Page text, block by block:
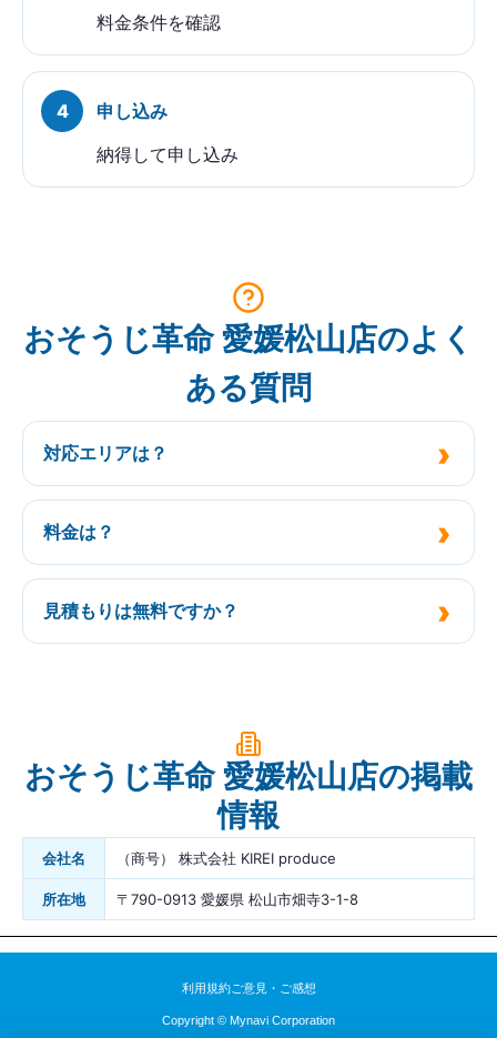
料金条件を確認
申し込み
納得して申し込み
おそうじ革命 愛媛松山店のよく
ある質問
対応エリアは？
料金は？
見積もりは無料ですか？
おそうじ革命 愛媛松山店の掲載
情報
会社名 （商号） 株式会社 KIREI produce
所在地 〒790-0913 愛媛県 松山市畑寺3-1-8
利用規約ご意見・ご感想
Copyright © Mynavi Corporation